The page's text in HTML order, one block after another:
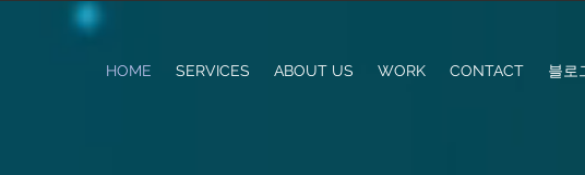
HOME SERVICES ABOUT US WORK CONTACT 블로